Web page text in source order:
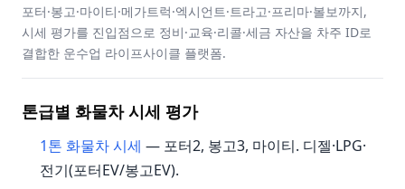
포터·봉고·마이티·메가트럭·엑시언트·트라고·프리마·볼보까지,
시세 평가를 진입점으로 정비·교육·리콜·세금 자산을 차주 ID로
결합한 운수업 라이프사이클 플랫폼.
톤급별 화물차 시세 평가
1톤 화물차 시세 — 포터2, 봉고3, 마이티. 디젤·LPG·
전기(포터EV/봉고EV).